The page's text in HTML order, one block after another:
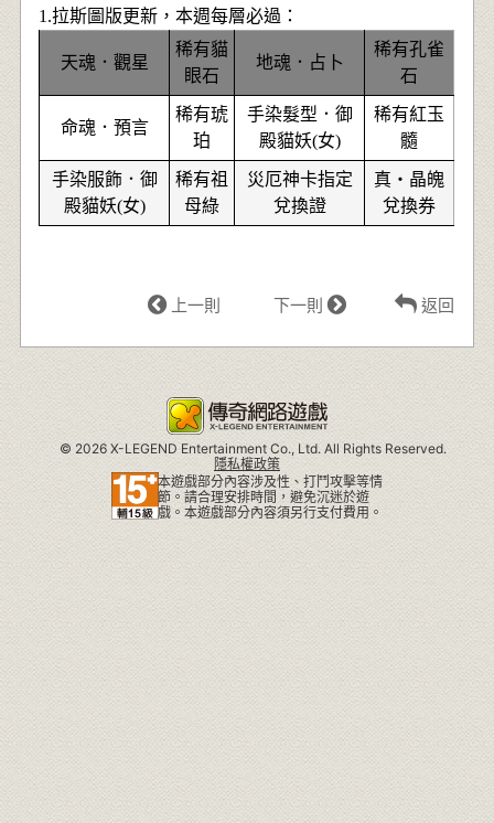
1.拉斯圖版更新，本週每層必過 ：
天魂．觀星
稀有貓
眼石
地魂．占卜
稀有孔雀
石
命魂．預言
稀有琥
珀
手染髮型．御
殿貓妖(女)
稀有紅玉
髓
手染服飾．御
殿貓妖(女)
稀有祖
母綠
災厄神卡指定
兌換證
真‧晶魄
兌換券
上一則 下一則 返回
© 2026 X-LEGEND Entertainment Co., Ltd. All Rights Reserved.
隱私權政策
本遊戲部分內容涉及性、打鬥攻擊等情
節。請合理安排時間，避免沉迷於遊
戲。本遊戲部分內容須另行支付費用。